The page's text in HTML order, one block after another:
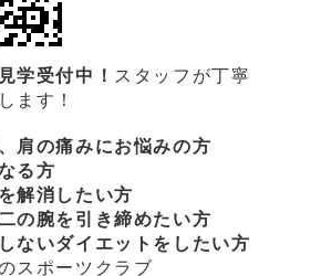
学受付中！ スタッフが丁寧
ます！
肩の痛みにお悩みの方
る方
解消したい方
の腕を引き締めたい方
ないダイエットをしたい方
スポーツクラブ